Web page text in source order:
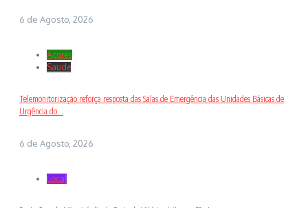
6 de Agosto, 2026
Açores
Saude
Telemonitorização reforça resposta das Salas de Emergência das Unidades Básicas de
Urgência do...
6 de Agosto, 2026
Local